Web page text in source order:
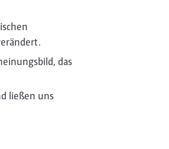
das
ließen uns